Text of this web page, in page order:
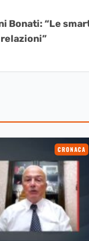
Bonati: “Le
CRONACA